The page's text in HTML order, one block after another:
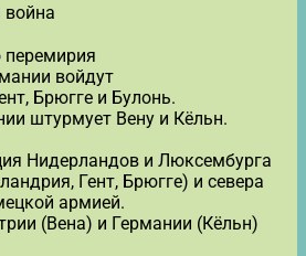
война
перемирия
войдут
Брюгге и Булонь.
штурмует Вену и Кёльн.
Нидерландов и Люксембурга
Гент, Брюгге) и севера
армией.
(Вена) и Германии (Кёльн)